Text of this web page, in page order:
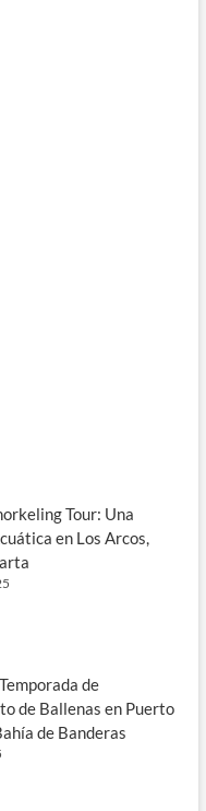
Tour: Una
en Los Arcos,
de
de Ballenas en Puerto
de Banderas